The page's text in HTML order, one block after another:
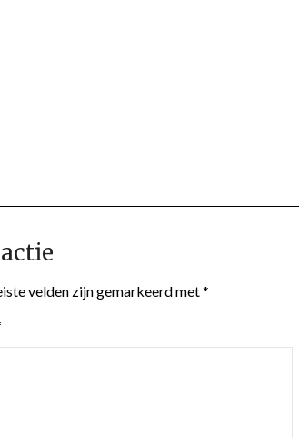
velden zijn gemarkeerd met*